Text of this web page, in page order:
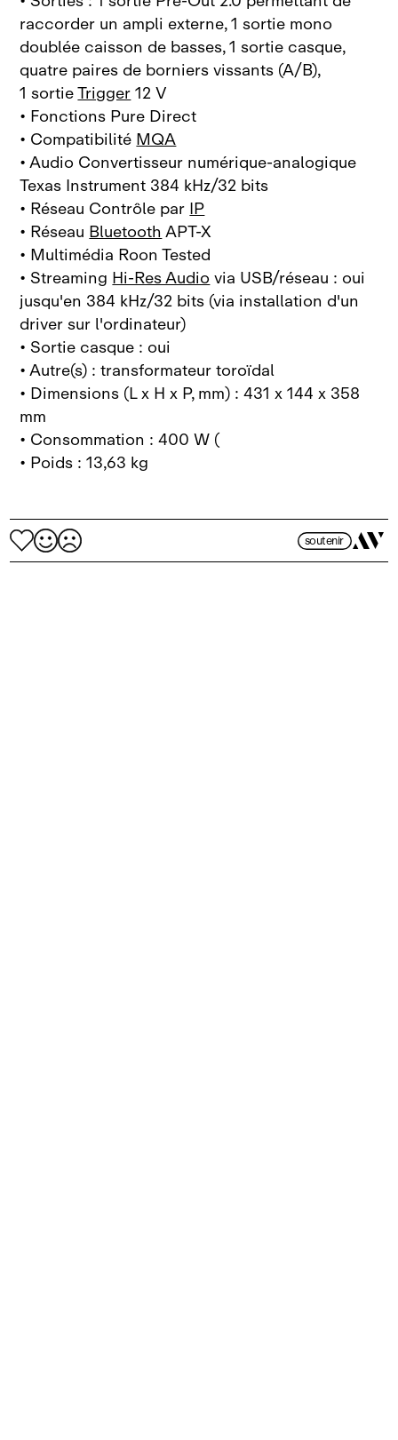
raccorder un ampli externe, 1 sortie mono
doublée caisson de basses, 1 sortie casque,
quatre paires de borniers vissants (A/B),
1 sortieTrigger12 V
• Fonctions Pure Direct
• CompatibilitéMQA
• Audio Convertisseur numérique-analogique
Texas Instrument 384 kHz/32 bits
• Réseau Contrôle parIP
• RéseauBluetoothAPT‑X
• Multimédia Roon Tested
• StreamingHi-Res Audiovia USB/réseau : oui
jusqu'en 384 kHz/32 bits (via installation d'un
driver sur l'ordinateur)
• Sortie casque : oui
• Autre(s) : transformateur toroïdal
• Dimensions (L x H x P, mm) : 431 x 144 x 358
mm
• Consommation : 400 W (
• Poids : 13,63 kg
soutenir